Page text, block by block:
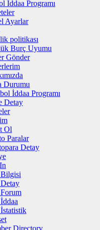
İddaa Programı
Ayarlar
politikası
Burç Uyumu
Gönder
Durumu
İddaa Programı
Detay
Ol
Paralar
Detay
Directory